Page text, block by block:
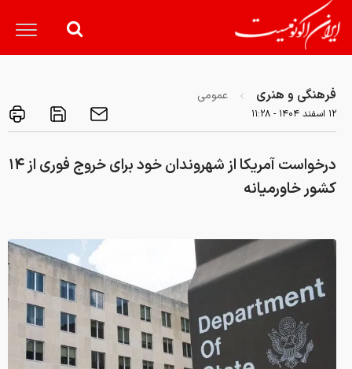
فرهنگی و هنری عمومی
۱۲ اسفند ۱۴۰۴ - ۱۱:۲۸
درخواست آمریکا از شهروندان خود برای خروج فوری از ۱۴
کشور خاورمیانه